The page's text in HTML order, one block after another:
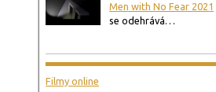
Men with No Fear 2021
se odehrává…
Filmy online